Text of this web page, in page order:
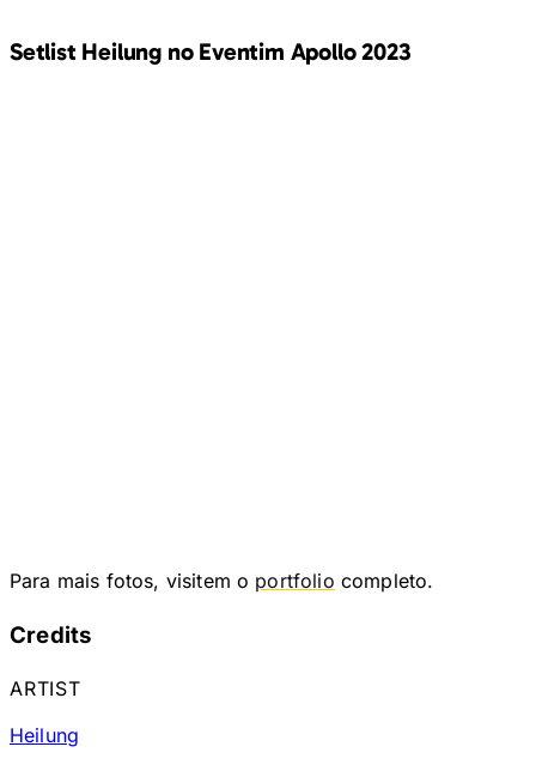
Setlist Heilung no Eventim Apollo 2023
Para mais fotos, visitem o portfolio completo.
Credits
ARTIST
Heilung